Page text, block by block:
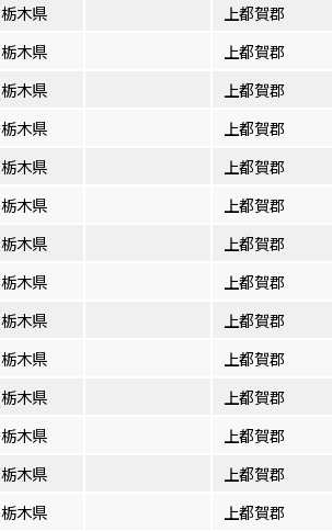
栃木県
上都賀郡
栃木県
上都賀郡
栃木県
上都賀郡
栃木県
上都賀郡
栃木県
上都賀郡
栃木県
上都賀郡
栃木県
上都賀郡
栃木県
上都賀郡
栃木県
上都賀郡
栃木県
上都賀郡
栃木県
上都賀郡
栃木県
上都賀郡
栃木県
上都賀郡
栃木県
上都賀郡